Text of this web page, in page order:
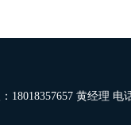
18018357657 黄经理